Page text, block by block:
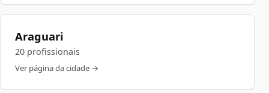
Araguari
20 profissionais
Ver página da cidade →